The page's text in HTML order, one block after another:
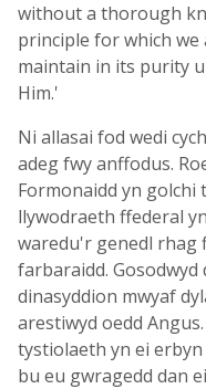
without a thorough
principle for which
maintain in its purity
Him.'
Ni allasai fod wedi
adeg fwy anffodus.
Formonaidd yn
llywodraeth ffederal
waredu'r genedl rhag
farbaraidd.
dinasyddion mwyaf
arestiwyd oedd
tystiolaeth yn ei
bu eu gwragedd dan